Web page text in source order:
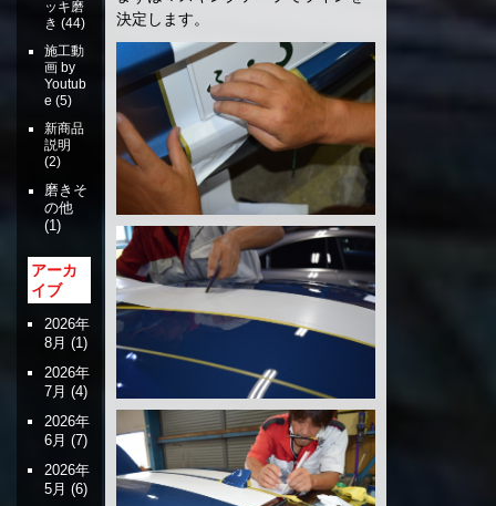
決定します。
ッキ磨
き (44)
施工動
画 by
Youtub
e (5)
新商品
説明
(2)
磨きそ
の他
(1)
アーカ
イブ
2026年
8月 (1)
2026年
7月 (4)
2026年
6月 (7)
2026年
5月 (6)